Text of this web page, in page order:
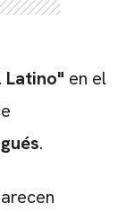
Latino" en el
.